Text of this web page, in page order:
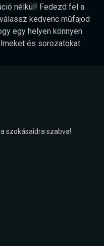
nélkül! Fedezd fel a
kedvenc műfajod
egy helyen könnyen
és sorozatokat.
szokásaidra szabva!